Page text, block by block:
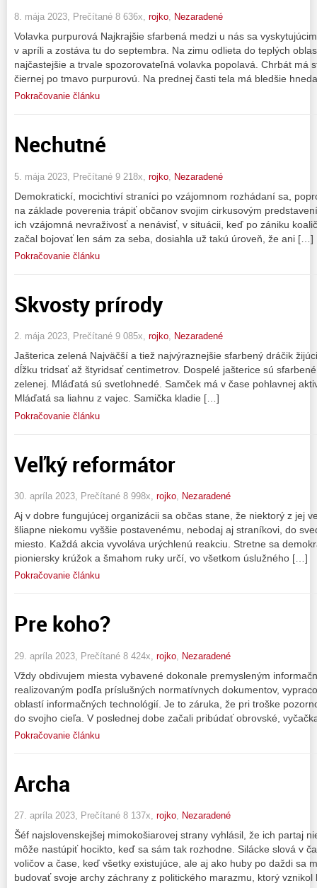
8. mája 2023, Prečítané 8 636x, rojko, Nezaradené
Volavka purpurová Najkrajšie sfarbená medzi u nás sa
v apríli a zostáva tu do septembra. Na zimu odlieta do teplých
najčastejšie a trvale spozorovateľná volavka popolavá. Chrbát má
čiernej po tmavo purpurovú. Na prednej časti tela má bledšie
Pokračovanie článku
Nechutné
5. mája 2023, Prečítané 9 218x, rojko Nezaradené
Demokratickí, mocichtiví straníci po vzájomnom rozhádaní sa,
na základe poverenia trápiť občanov svojim cirkusovým
ich vzájomná nevraživosť a nenávisť, v situácii, keď po zániku
začal bojovať len sám za seba, dosiahla už takú úroveň, že ani […]
Pokračovanie článku
Skvosty prírody
2. mája 2023, Prečítané 9 085x, rojko, Nezaradené
Jašterica zelená Najväčší a tiež najvýraznejšie sfarbený dráčik
dĺžku tridsať až štyridsať centimetrov. Dospelé jašterice sú
zelenej. Mláďatá sú svetlohnedé. Samček má v čase pohlavnej
Mláďatá sa liahnu z vajec. Samička kladie […]
Pokračovanie článku
Veľký reformátor
30. apríla 2023, Prečítané 8 998x, rojko, Nezaradené
Aj v dobre fungujúcej organizácii sa občas stane, že niektorý z jej
šliapne niekomu vyššie postavenému, nebodaj aj straníkovi, do
miesto. Každá akcia vyvoláva urýchlenú reakciu. Stretne sa
pioniersky krúžok a šmahom ruky určí, vo všetkom úslužného […]
Pokračovanie článku
Pre koho?
29. apríla 2023, Prečítané 8 424x, rojko Nezaradené
Vždy obdivujem miesta vybavené dokonale premysleným
realizovaným podľa príslušných normatívnych dokumentov,
oblastí informačných technológií. Je to záruka, že pri troške
do svojho cieľa. V poslednej dobe začali pribúdať obrovské,
Pokračovanie článku
Archa
27. apríla 2023, Prečítané 8 137x, rojko, Nezaradené
Šéf najslovenskejšej mimokošiarovej strany vyhlásil, že ich partaj
môže nastúpiť hocikto, keď sa sám tak rozhodne. Silácke slová v
voličov a čase, keď všetky existujúce, ale aj ako huby po daždi sa
budovať svoje archy záchrany z politického marazmu, ktorý